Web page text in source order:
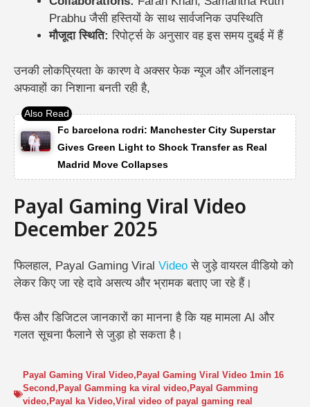
Prabhu जैसी हस्तियों के साथ सार्वजनिक उपस्थिति
मौजूदा स्थिति: रिपोर्ट्स के अनुसार वह इस समय दुबई में हैं
उनकी लोकप्रियता के कारण वे अक्सर फेक न्यूज और ऑनलाइन
अफवाहों का निशाना बनती रही है,
Fc barcelona rodri: Manchester City Superstar
Gives Green Light to Shock Transfer as Real
Madrid Move Collapses
Payal Gaming Viral Video
December 2025
फिलहाल, Payal Gaming Viral Video से जुड़े वायरल वीडियो को
लेकर किए जा रहे दावे असत्य और भ्रामक बताए जा रहे हैं।
फैंस और डिजिटल जानकारों का मानना है कि यह मामला AI और
गलत सूचना फैलाने से जुड़ा हो सकता है।
Payal Gaming Viral Video,Payal Gaming Viral Video 1min 16
Second,Payal Gamming ka viral video,Payal Gamming
video,Payal ka Video,Viral video of payal gaming real